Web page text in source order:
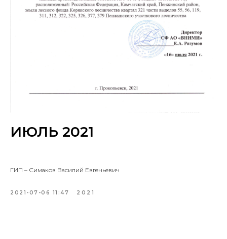
ИЮЛЬ 2021
ГИП – Симаков Василий Евгеньевич
2021-07-06 11:47 2021